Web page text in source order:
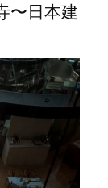
〜日本建